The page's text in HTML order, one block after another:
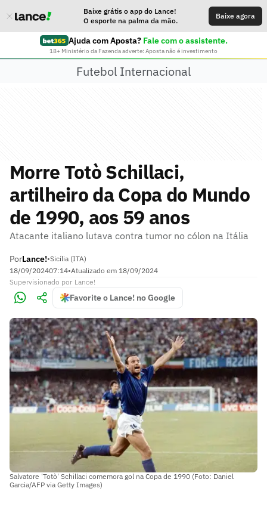
Baixe grátis o app do Lance!
O esporte na palma da mão.
Baixe agora
Ajuda com Aposta? Fale com o assistente.
18+ Ministério da Fazenda adverte: Aposta não é investimento
Futebol Internacional
Morre Totò Schillaci,
artilheiro da Copa do Mundo
de 1990, aos 59 anos
Atacante italiano lutava contra tumor no cólon na Itália
PorLance!•Sicília (ITA)
18/09/202407:14•Atualizado em 18/09/2024
Supervisionado por Lance!
Favorite o Lance! no Google
Salvatore 'Totò' Schillaci comemora gol na Copa de 1990 (Foto: Daniel
Garcia/AFP via Getty Images)